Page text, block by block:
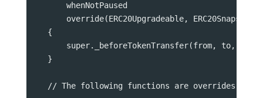
        whenNotPaused
override(ERC20Upgradeable,
    {
super._beforeTokenTransfer(from, to,
    }
// The following functions are overrides